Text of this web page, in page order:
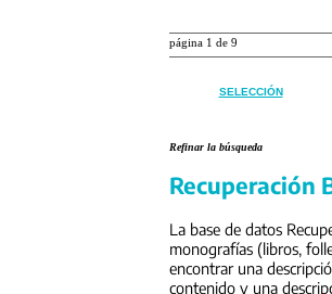
página 1 de 9
SELECCIÓN
Refinar la búsqueda
Recuperación
La base de datos
monografías (libros,
encontrar una
contenido y una